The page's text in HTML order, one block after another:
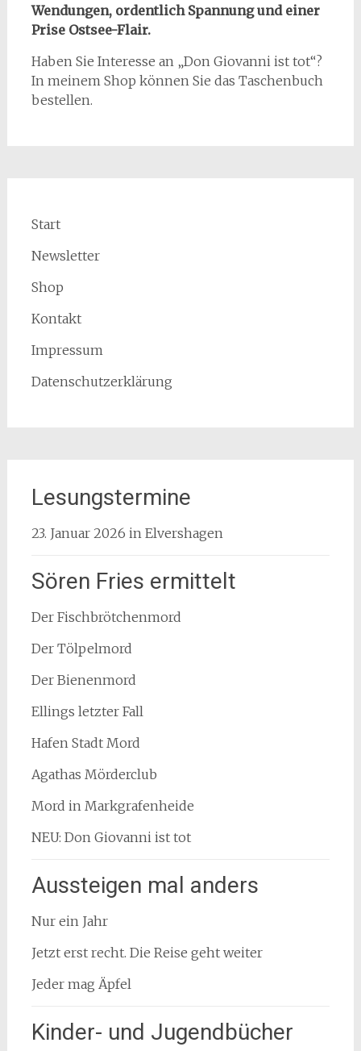
Wendungen, ordentlich Spannung und einer
Prise Ostsee-Flair.
Haben Sie Interesse an „Don Giovanni ist tot“?
In meinem Shop können Sie das Taschenbuch
bestellen.
Start
Newsletter
Shop
Kontakt
Impressum
Datenschutzerklärung
Lesungstermine
23. Januar 2026 in Elvershagen
Sören Fries ermittelt
Der Fischbrötchenmord
Der Tölpelmord
Der Bienenmord
Ellings letzter Fall
Hafen Stadt Mord
Agathas Mörderclub
Mord in Markgrafenheide
NEU: Don Giovanni ist tot
Aussteigen mal anders
Nur ein Jahr
Jetzt erst recht. Die Reise geht weiter
Jeder mag Äpfel
Kinder- und Jugendbücher